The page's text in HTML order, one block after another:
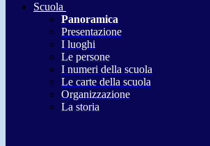
Scuola
Panoramica
Presentazione
I luoghi
Le persone
I numeri della scuola
Le carte della scuola
Organizzazione
La storia